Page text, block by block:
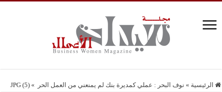
الرئيسية » نوف البحر : عملي كمديرة بنك لم يمنعني من العمل الحر »
JPG (5)